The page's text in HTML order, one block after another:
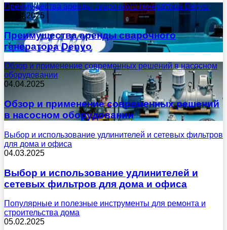
Преимущества аренды сварочного генератора Denyo
18.04.2025
Преимущества аренды сварочного
генератора Denyo
Обзор и применение современных решений в насосном
оборудовании
04.04.2025
Обзор и применение современных решений
в насосном оборудовании
Выбор и использование удлинителей и сетевых фильтров
для дома и офиса
04.03.2025
Выбор и использование удлинителей и
сетевых фильтров для дома и офиса
Популярные и полезные инструменты для ремонта и
строительства дома
05.02.2025